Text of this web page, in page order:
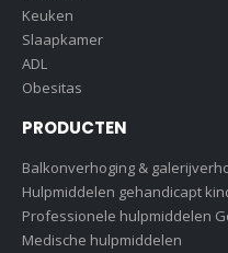
Keuken
Slaapkamer
ADL
Obesitas
PRODUCTEN
Balkonverhoging &
Hulpmiddelen gehandicapt
Professionele hulpmiddelen
Medische hulpmiddelen